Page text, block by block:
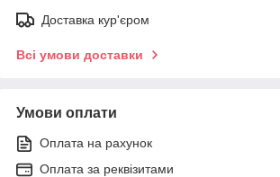
Доставка кур'єром
Всі умови доставки
Умови оплати
Оплата на рахунок
Оплата за реквізитами